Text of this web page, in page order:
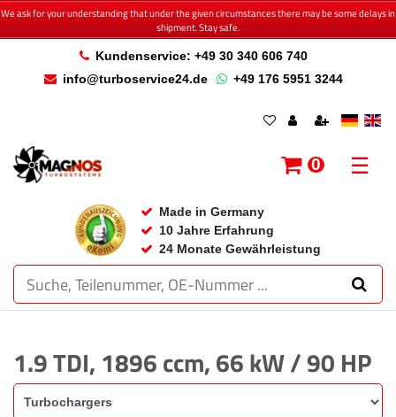
We ask for your understanding that under the given circumstances there may be some delays in
shipment. Stay safe.
Kundenservice: +49 30 340 606 740
info@turboservice24.de
+49 176 5951 3244
Made in Germany
10 Jahre Erfahrung
24 Monate Gewährleistung
0 ☰
1.9 TDI, 1896 ccm, 66 kW / 90 HP